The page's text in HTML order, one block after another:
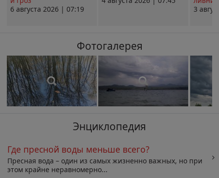
6 августа 2026 | 07:19
3
Фотогалерея
Энциклопедия
Где пресной воды меньше всего?
Пресная вода – один из самых жизненно важных, но при
этом крайне неравномерно...